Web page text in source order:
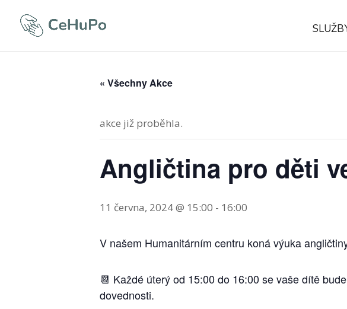
« Všechny Akce
akce již proběhla.
Angličtina pro děti
11 června, 2024 @ 15:00 - 16:00
V našem Humanitárním centru koná výuka
📆 Každé úterý od 15:00 do 16:00 se vaše dítě
dovednosti.